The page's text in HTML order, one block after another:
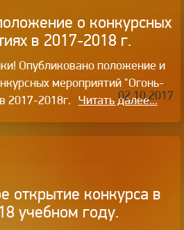
о конкурсных
в 2017-2018 г.
Опубликовано положение и
мероприятий "Огонь-
2017-2018г. Читать далее...
02.10.2017
открытие конкурса в
учебном году.